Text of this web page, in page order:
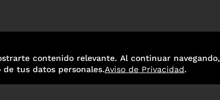
contenido relevante. Al continuar navegando,
tus datos personales.Aviso de Privacidad.